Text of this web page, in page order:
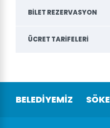
BILET REZERVASYON
ÜCRET TARIFELERI
BELEDİYEMİZ SÖKE